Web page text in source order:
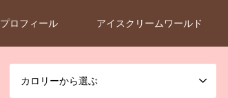
プロフィール アイスクリームワールド
カロリーから選ぶ